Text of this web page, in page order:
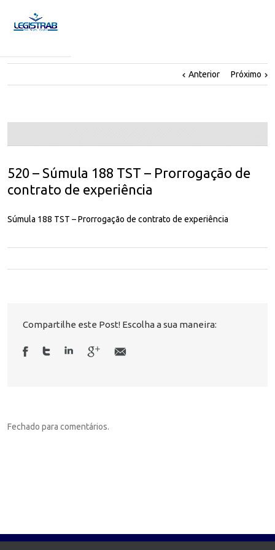
Anterior Próximo
520 – Súmula 188 TST – Prorrogação de
contrato de experiência
Súmula 188 TST – Prorrogação de contrato de experiência
Compartilhe este Post! Escolha a sua maneira:
Fechado para comentários.